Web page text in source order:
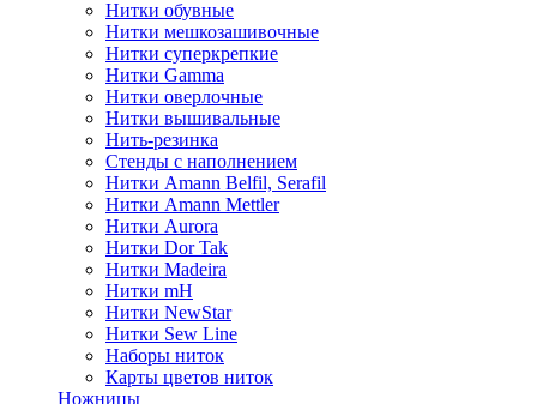
Нитки обувные
Нитки мешкозашивочные
Нитки суперкрепкие
Нитки Gamma
Нитки оверлочные
Нитки вышивальные
Нить-резинка
Стенды с наполнением
Нитки Amann Belfil, Serafil
Нитки Amann Mettler
Нитки Aurora
Нитки Dor Tak
Нитки Madeira
Нитки mH
Нитки NewStar
Нитки Sew Line
Наборы ниток
Карты цветов ниток
Ножницы